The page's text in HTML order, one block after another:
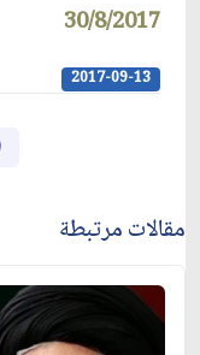
30/8/2017
2017-09-13
مقالات مرتبطة